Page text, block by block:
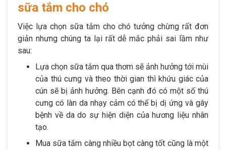
sữa tắm cho chó
Việc lựa chọn sữa tắm cho chó tưởng chừng rất đơn
giản nhưng chúng ta lại rất dễ mắc phải sai lầm như
sau:
Lựa chọn sữa tắm qua thơm sẽ ảnh hưởng tới mùi
của thú cưng và theo thời gian thì khứu giác của
cún sẽ bị ảnh hưởng. Bên cạnh đó có một số thú
cưng có làn da nhạy cảm có thể bị dị ứng và gây
bệnh về da do sự hiện diện của hương liệu nhân
tạo.
Mua sữa tắm càng nhiều bọt càng tốt cũng là một